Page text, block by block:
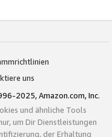
uns
2025, Amazon.com, Inc.
und ähnliche Tools
um Dir Dienstleistungen
der Erhaltung